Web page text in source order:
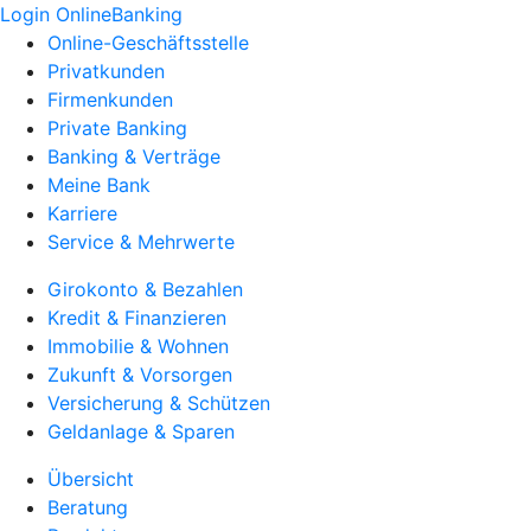
Login OnlineBanking
Online-Geschäftsstelle
Privatkunden
Firmenkunden
Private Banking
Banking & Verträge
Meine Bank
Karriere
Service & Mehrwerte
Girokonto & Bezahlen
Kredit & Finanzieren
Immobilie & Wohnen
Zukunft & Vorsorgen
Versicherung & Schützen
Geldanlage & Sparen
Übersicht
Beratung